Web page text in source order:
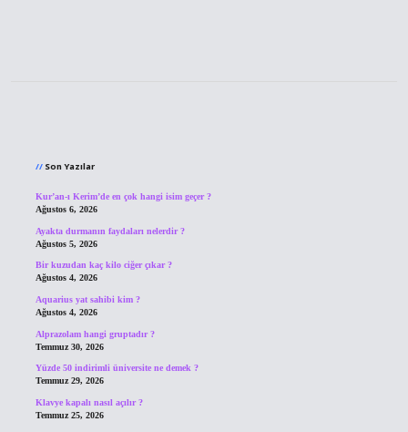
Son Yazılar
Kur’an-ı Kerim’de en çok hangi isim geçer ?
Ağustos 6, 2026
Ayakta durmanın faydaları nelerdir ?
Ağustos 5, 2026
Bir kuzudan kaç kilo ciğer çıkar ?
Ağustos 4, 2026
Aquarius yat sahibi kim ?
Ağustos 4, 2026
Alprazolam hangi gruptadır ?
Temmuz 30, 2026
Yüzde 50 indirimli üniversite ne demek ?
Temmuz 29, 2026
Klavye kapalı nasıl açılır ?
Temmuz 25, 2026